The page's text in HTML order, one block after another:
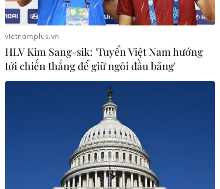
vietnamplus.vn
HLV Kim Sang-sik: 'Tuyển Việt Nam hướng
tới chiến thắng để giữ ngôi đầu bảng'